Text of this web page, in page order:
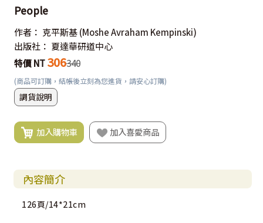
People
作者： 克平斯基 (Moshe Avraham Kempinski)
出版社： 夏達華研道中心
特價 NT 306340
(商品可訂購，結帳後立刻為您進貨，請安心訂購)
調貨說明
加入購物車 加入喜愛商品
內容簡介
126頁/14*21cm